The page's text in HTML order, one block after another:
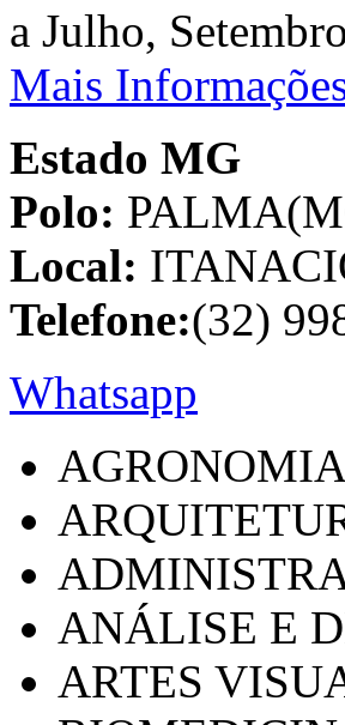
a Julho,
Mais
Estado MG
Polo:
Local:
Telefone:(32)
Whatsapp
AGRONOMIA
ANÁLISE E
ARTES